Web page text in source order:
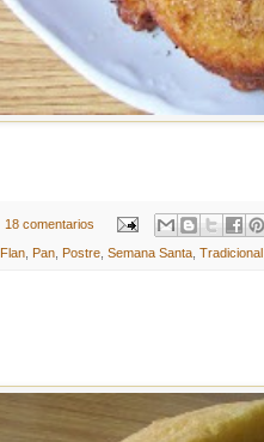
18 comentarios
Flan Pan Postre Semana Santa Tradicional